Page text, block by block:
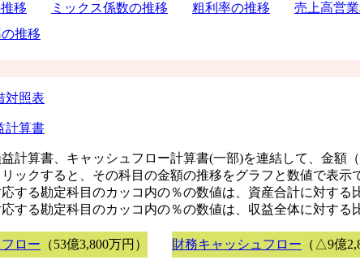
移
ミックス係数の推移 粗利率の推移 売上高営
推移
対照表
計算書
計算書、キャッシュフロー計算書(一部)を連結して、金額
ックすると、その科目の金額の推移をグラフと数値で表示
する勘定科目のカッコ内の％の数値は、資産合計に対する
する勘定科目のカッコ内の％の数値は、収益全体に対する
ロー （53億3,800万円） 財務キャッシュフロー （△9億